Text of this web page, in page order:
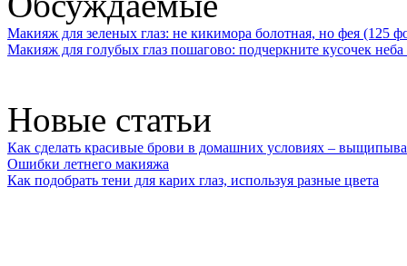
Макияж для зеленых глаз: не кикимора болотная, но фея (125
Макияж для голубых глаз пошагово: подчеркните кусочек
Новые статьи
Как сделать красивые брови в домашних условиях –
Ошибки летнего макияжа
Как подобрать тени для карих глаз, используя разные цвета